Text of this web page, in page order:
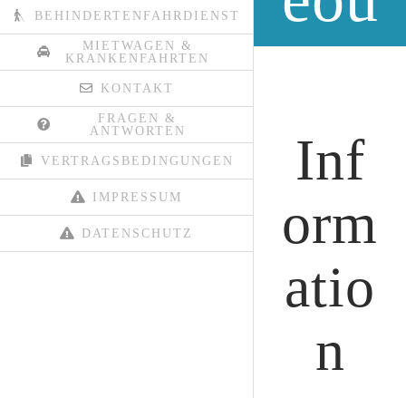
BEHINDERTENFAHRDIENST
MIETWAGEN &
KRANKENFAHRTEN
KONTAKT
FRAGEN &
ANTWORTEN
VERTRAGSBEDINGUNGEN
IMPRESSUM
DATENSCHUTZ
ber
wa
chu
ng
Inf
orm
atio
n